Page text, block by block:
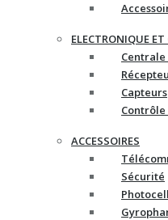
ELECTRONIQUE
Capteurs
Contrôle
ACCESSOIRES
Sécurité